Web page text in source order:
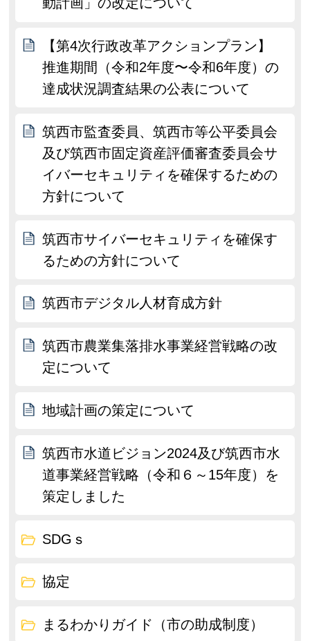
【第4次行政改革アクションプラン】
推進期間（令和2年度〜令和6年度）の
達成状況調査結果の公表について
筑西市監査委員、筑西市等公平委員会
及び筑西市固定資産評価審査委員会サ
イバーセキュリティを確保するための
方針について
筑西市サイバーセキュリティを確保す
るための方針について
筑西市デジタル人材育成方針
筑西市農業集落排水事業経営戦略の改
定について
地域計画の策定について
筑西市水道ビジョン2024及び筑西市水
道事業経営戦略（令和６～15年度）を
策定しました
SDGｓ
協定
まるわかりガイド（市の助成制度）